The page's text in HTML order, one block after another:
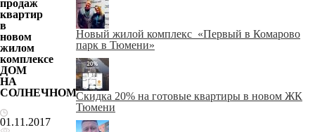
продаж
квартир
в
новом
жилом
комплексе
ДОМ
НА
СОЛНЕЧНОМ
01.11.2017
Новый жилой комплекс «Первый в Комарово
парк в Тюмени»
Скидка 20% на готовые квартиры в новом ЖК
Тюмени